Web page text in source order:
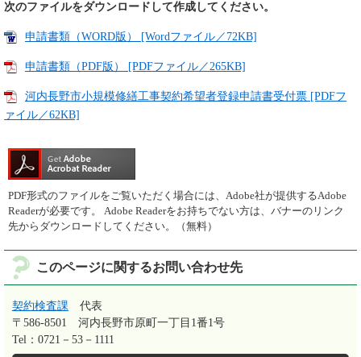
次のファイルをダウンロードして作成してください。
申請書類（WORD版） [Wordファイル／72KB]
申請書類（PDF版） [PDFファイル／265KB]
河内長野市小規模修繕工事契約希望者登録申請書受付票 [PDFフ
ァイル／62KB]
PDF形式のファイルをご覧いただく場合には、Adobe社が提供するAdobe
Readerが必要です。
Adobe Readerをお持ちでない方は、バナーのリンク
先からダウンロードしてください。（無料）
このページに関するお問い合わせ先
契約検査課
代表
〒586-8501
河内長野市原町一丁目1番1号
Tel：0721－53－1111